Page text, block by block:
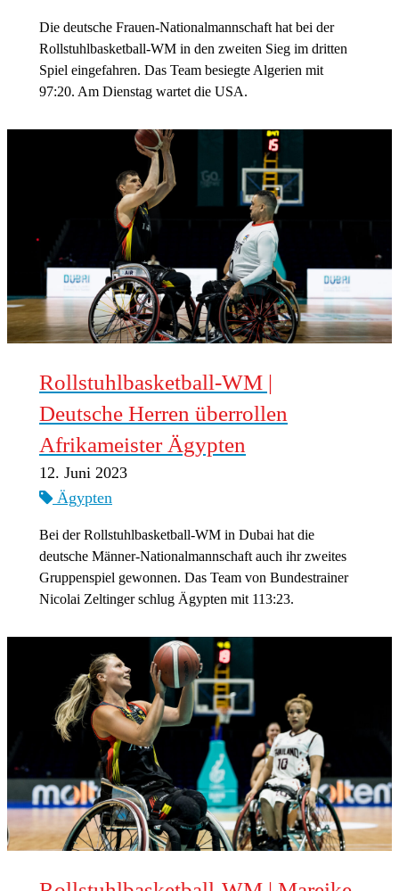
Die deutsche Frauen-Nationalmannschaft hat bei der
Rollstuhlbasketball-WM in den zweiten Sieg im dritten
Spiel eingefahren. Das Team besiegte Algerien mit
97:20. Am Dienstag wartet die USA.
Rollstuhlbasketball-WM |
Deutsche Herren überrollen
Afrikameister Ägypten
12. Juni 2023
Ägypten
Bei der Rollstuhlbasketball-WM in Dubai hat die
deutsche Männer-Nationalmannschaft auch ihr zweites
Gruppenspiel gewonnen. Das Team von Bundestrainer
Nicolai Zeltinger schlug Ägypten mit 113:23.